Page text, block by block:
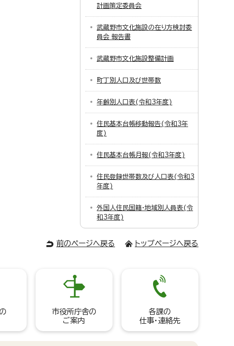
計画策定委員会
武蔵野市文化施設の在り方検討委
員会 報告書
武蔵野市文化施設整備計画
町丁別人口及び世帯数
年齢別人口表(令和3年度)
住民基本台帳移動報告(令和3年
度)
住民基本台帳月報(令和3年度)
住民登録世帯数及び人口表(令和3
年度)
外国人住民国籍・地域別人員表(令
和3年度)
前のページへ戻る トップページへ戻る
市役所庁舎の
ご案内
各課の
仕事・連絡先